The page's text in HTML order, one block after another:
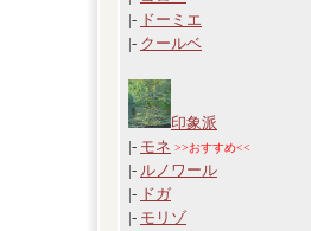
|- ドーミエ
|- クールベ
印象派
|- モネ >>おすすめ<<
|- ルノワール
|- ドガ
|- モリゾ